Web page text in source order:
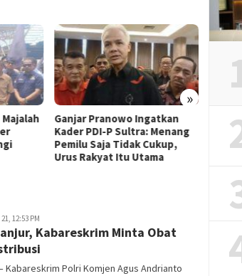
»
Ganjar Pranowo Ingatkan
Kader PDI-P Sultra: Menang
Pemilu Saja Tidak Cukup,
Urus Rakyat Itu Utama
12:53 PM
Kabareskrim Minta Obat
Kabareskrim Polri Komjen Agus Andrianto